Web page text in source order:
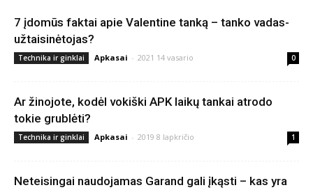
7 įdomūs faktai apie Valentine tanką – tanko vadas-
užtaisinėtojas?
Technika ir ginklai Apkasai - 2021 14 vasario 0
Ar žinojote, kodėl vokiški APK laikų tankai atrodo
tokie grublėti?
Technika ir ginklai Apkasai - 2019 8 lapkričio 1
Neteisingai naudojamas Garand gali įkąsti – kas yra